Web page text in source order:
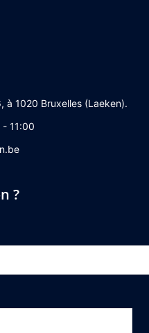
à 1020 Bruxelles (Laeken).
11:00
?